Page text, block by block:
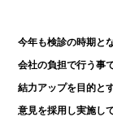
今年も検診の時期と
会社の負担で行う事
結力アップを目的と
意見を採用し実施し